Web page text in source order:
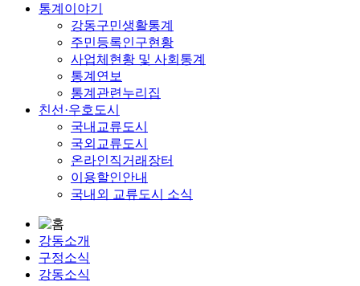
통계이야기
강동구민생활통계
주민등록인구현황
사업체현황 및 사회통계
통계연보
통계관련누리집
친선·우호도시
국내교류도시
국외교류도시
온라인직거래장터
이용할인안내
국내외 교류도시 소식
강동소개
구정소식
강동소식